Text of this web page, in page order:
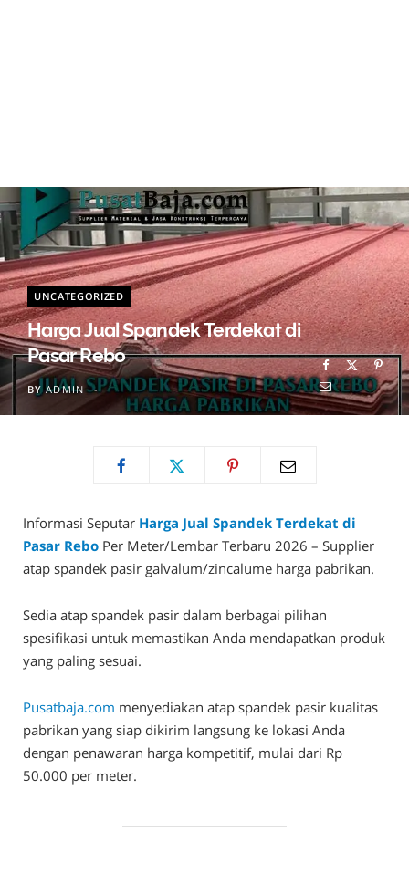
UNCATEGORIZED
Harga Jual Spandek Terdekat di
Pasar Rebo
BY ADMIN
Informasi Seputar Harga Jual Spandek Terdekat di
Pasar Rebo Per Meter/Lembar Terbaru 2026 – Supplier
atap spandek pasir galvalum/zincalume harga pabrikan.
Sedia atap spandek pasir dalam berbagai pilihan
spesifikasi untuk memastikan Anda mendapatkan produk
yang paling sesuai.
Pusatbaja.com menyediakan atap spandek pasir kualitas
pabrikan yang siap dikirim langsung ke lokasi Anda
dengan penawaran harga kompetitif, mulai dari Rp
50.000 per meter.